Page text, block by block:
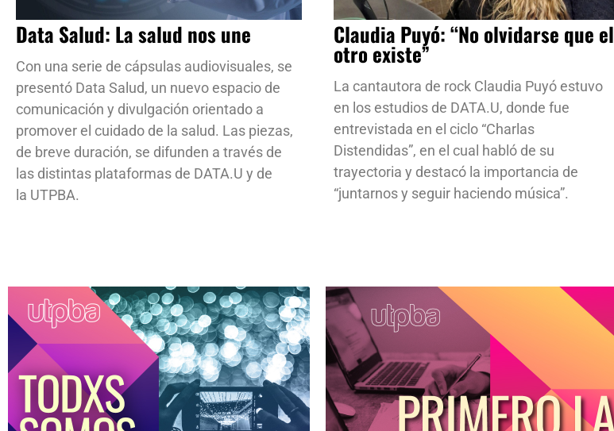
Data Salud: La salud nos une
Con una serie de cápsulas audiovisuales, se
presentó Data Salud, un nuevo espacio de
comunicación y divulgación orientado a
promover el cuidado de la salud. Las piezas,
de breve duración, se difunden a través de
las distintas plataformas de DATA.U y de
la UTPBA.
Claudia Puyó: “No olvidarse que el
otro existe”
La cantautora de rock Claudia Puyó estuvo
en los estudios de DATA.U, donde fue
entrevistada en el ciclo “Charlas
Distendidas”, en el cual habló de su
trayectoria y destacó la importancia de
“juntarnos y seguir haciendo música”.